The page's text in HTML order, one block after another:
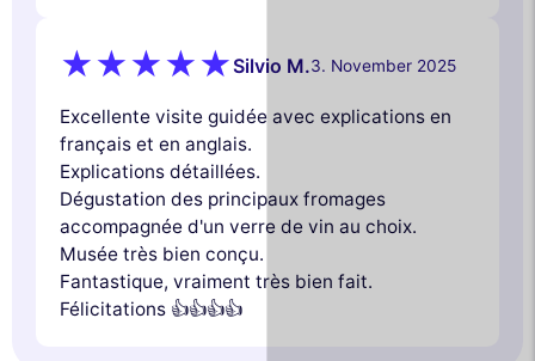
Silvio M.3. November 2025
Excellente visite guidée avec explications en
français et en anglais.
Explications détaillées.
Dégustation des principaux fromages
accompagnée d'un verre de vin au choix.
Musée très bien conçu.
Fantastique, vraiment très bien fait.
Félicitations 👍👍👍👍